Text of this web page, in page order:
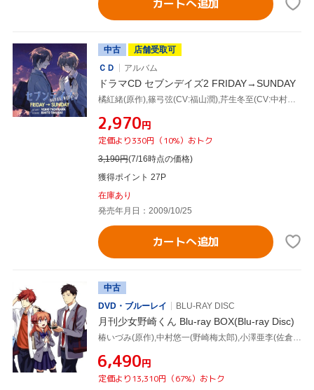
カートへ追加
中古
店舗受取可
ＣＤ
アルバム
ドラマCD セブンデイズ2 FRIDAY→SUNDAY
橘紅緒(原作),篠弓弦(CV:福山潤),芹生冬至(CV:中村悠一)
¥2,970円
定価より330円（10%）おトク
3,190円(7/16時点の価格)
獲得ポイント 27P
在庫あり
発売年月日：2009/10/25
カートへ追加
中古
DVD・ブルーレイ
BLU-RAY DISC
月刊少女野崎くん Blu-ray BOX(Blu-ray Disc)
椿いづみ(原作),中村悠一(野崎梅太郎),小澤亜李(佐倉千代),岡本信彦(御子柴実琴),谷口淳一郎(キャラクターデザイン、総作画監督),橋本由香利(音楽)
¥6,490円
定価より13,310円（67%）おトク